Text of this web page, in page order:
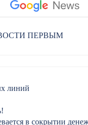
ПЕРВЫМ
линий
в сокрытии